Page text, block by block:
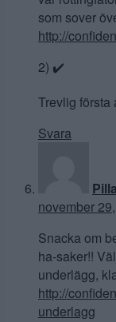
som sover
http://
2) ✔️
Trevlig första
Svara
november
Snacka om
ha-saker!!
underlägg,
http://
underlagg